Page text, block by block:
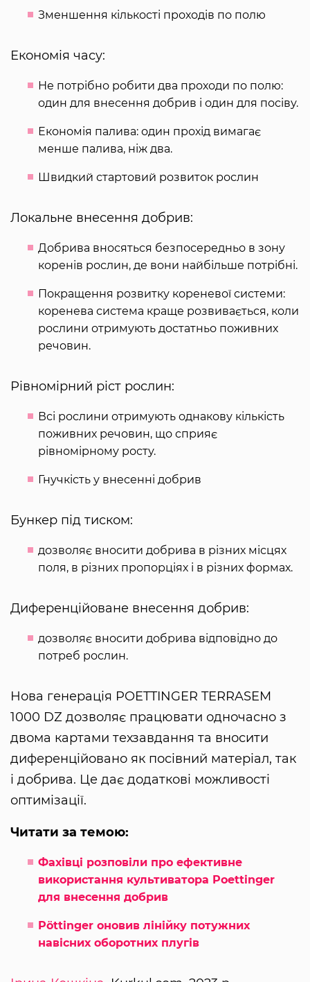
Зменшення кількості проходів по полю
Економія часу:
Не потрібно робити два проходи по полю:
один для внесення добрив і один для посіву.
Економія палива: один прохід вимагає
менше палива, ніж два.
Швидкий стартовий розвиток рослин
Локальне внесення добрив:
Добрива вносяться безпосередньо в зону
коренів рослин, де вони найбільше потрібні.
Покращення розвитку кореневої системи:
коренева система краще розвивається, коли
рослини отримують достатньо поживних
речовин.
Рівномірний ріст рослин:
Всі рослини отримують однакову кількість
поживних речовин, що сприяє
рівномірному росту.
Гнучкість у внесенні добрив
Бункер під тиском:
дозволяє вносити добрива в різних місцях
поля, в різних пропорціях і в різних формах.
Диференційоване внесення добрив:
дозволяє вносити добрива відповідно до
потреб рослин.
Нова генерація POETTINGER TERRASEM
1000 DZ дозволяє працювати одночасно з
двома картами техзавдання та вносити
диференційовано як посівний матеріал, так
і добрива. Це дає додаткові можливості
оптимізації.
Читати за темою:
Фахівці розповіли про ефективне
використання культиватора Poettinger
для внесення добрив
Pöttinger оновив лінійку потужних
навісних оборотних плугів